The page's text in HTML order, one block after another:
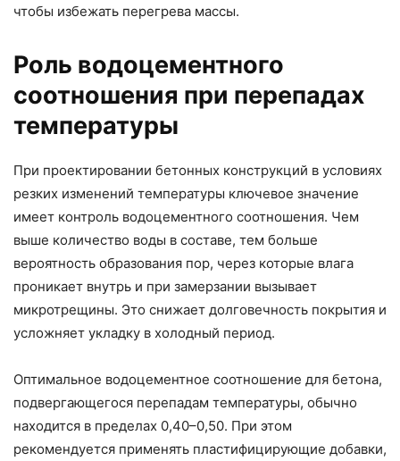
чтобы избежать перегрева массы.
Роль водоцементного
соотношения при перепадах
температуры
При проектировании бетонных конструкций в условиях
резких изменений температуры ключевое значение
имеет контроль водоцементного соотношения. Чем
выше количество воды в составе, тем больше
вероятность образования пор, через которые влага
проникает внутрь и при замерзании вызывает
микротрещины. Это снижает долговечность покрытия и
усложняет укладку в холодный период.
Оптимальное водоцементное соотношение для бетона,
подвергающегося перепадам температуры, обычно
находится в пределах 0,40–0,50. При этом
рекомендуется применять пластифицирующие добавки,